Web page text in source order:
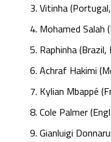
Vitinha
Mohamed Salah
Raphinha (Brazil,
Achraf Hakimi
Kylian Mbappé
Cole Palmer
Gianluigi